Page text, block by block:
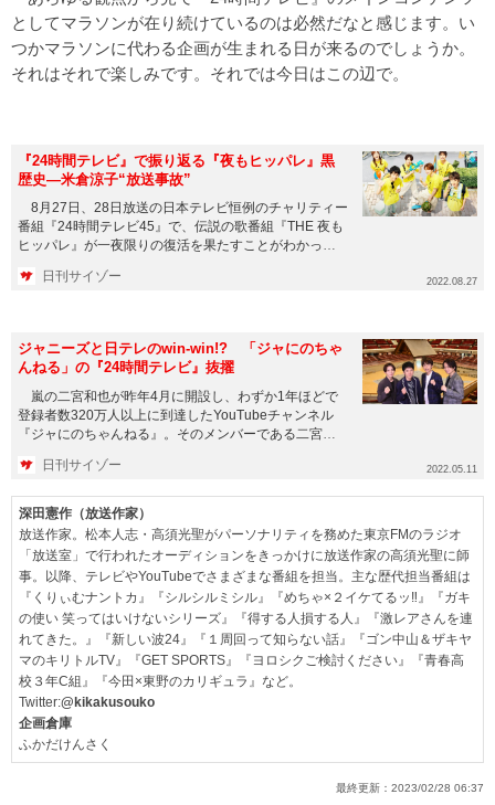
としてマラソンが在り続けているのは必然だなと感じます。い
つかマラソンに代わる企画が生まれる日が来るのでしょうか。
それはそれで楽しみです。それでは今日はこの辺で。
『24時間テレビ』で振り返る『夜もヒッパレ』黒
歴史―米倉涼子“放送事故”
8月27日、28日放送の日本テレビ恒例のチャリティー
番組『24時間テレビ45』で、伝説の歌番組『THE 夜も
ヒッパレ』が一夜限りの復活を果たすことがわかっ
日刊サイゾー 2022.08.27
ジャニーズと日テレのwin-win!? 「ジャにのちゃ
んねる」の『24時間テレビ』抜擢
嵐の二宮和也が昨年4月に開設し、わずか1年ほどで
登録者数320万人以上に到達したYouTubeチャンネル
『ジャにのちゃんねる』。そのメンバーである二宮、
日刊サイゾー 2022.05.11
深田憲作（放送作家）
放送作家。松本人志・高須光聖がパーソナリティを務めた東京FMのラジオ
「放送室」で行われたオーディションをきっかけに放送作家の高須光聖に師
事。以降、テレビやYouTubeでさまざまな番組を担当。主な歴代担当番組は
『くりぃむナントカ』『シルシルミシル』『めちゃ×２イケてるッ‼』『ガキ
の使い 笑ってはいけないシリーズ』『得する人損する人』『激レアさんを連
れてきた。』『新しい波24』『１周回って知らない話』『ゴン中山＆ザキヤ
マのキリトルTV』『GET SPORTS』『ヨロシクご検討ください』『青春高
校３年C組』『今田×東野のカリギュラ』など。
Twitter:@kikakusouko
企画倉庫
ふかだけんさく
最終更新： 2023/02/28 06:37